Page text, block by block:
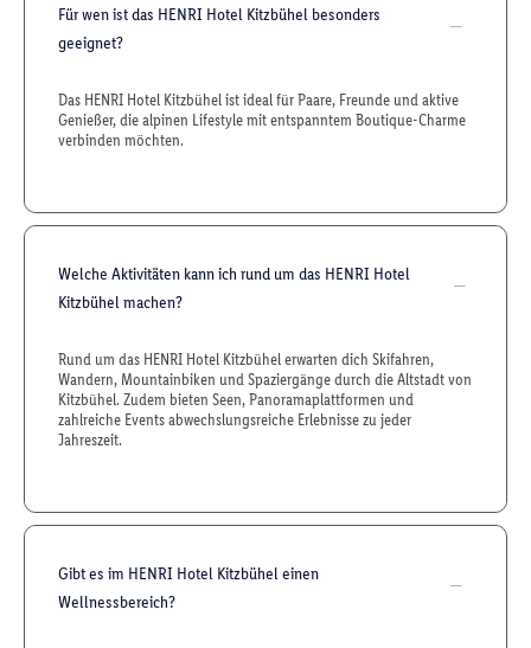
Für wen ist das HENRI Hotel Kitzbühel besonders
geeignet?
Das HENRI Hotel Kitzbühel ist ideal für Paare, Freunde und aktive
Genießer, die alpinen Lifestyle mit entspanntem Boutique-Charme
verbinden möchten.
Welche Aktivitäten kann ich rund um das HENRI Hotel
Kitzbühel machen?
Rund um das HENRI Hotel Kitzbühel erwarten dich Skifahren,
Wandern, Mountainbiken und Spaziergänge durch die Altstadt von
Kitzbühel. Zudem bieten Seen, Panoramaplattformen und
zahlreiche Events abwechslungsreiche Erlebnisse zu jeder
Jahreszeit.
Gibt es im HENRI Hotel Kitzbühel einen
Wellnessbereich?